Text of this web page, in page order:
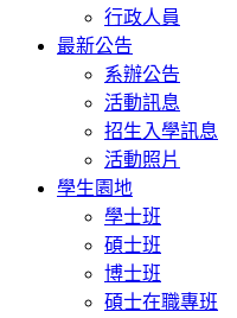
行政人員
最新公告
系辦公告
活動訊息
招生入學訊息
活動照片
學生園地
學士班
碩士班
博士班
碩士在職專班